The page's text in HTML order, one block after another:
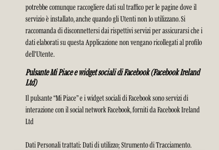
potrebbe comunque raccogliere dati sul traffico per le pagine dove il
servizio è installato, anche quando gli Utenti non lo utilizzano. Si
raccomanda di disconnettersi dai rispettivi servizi per assicurarsi che i
dati elaborati su questa Applicazione non vengano ricollegati al profilo
dell'Utente.
Pulsante Mi Piace e widget sociali di Facebook (Facebook Ireland
Ltd)
Il pulsante “Mi Piace” e i widget sociali di Facebook sono servizi di
interazione con il social network Facebook, forniti da Facebook Ireland
Ltd
Dati Personali trattati: Dati di utilizzo; Strumento di Tracciamento.